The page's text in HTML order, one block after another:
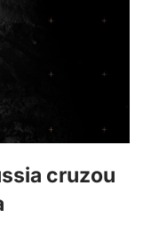
cruzou